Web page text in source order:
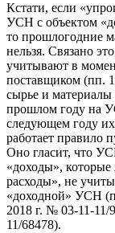
Кстати, если
УСН с объектом
то прошлогодние
нельзя. Связано
учитывают в
поставщиком (пп.
сырье и
прошлом году на
следующем году их
работает правило
Оно гласит, что
«доходы»,
расходы», не
«доходной» УСН
2018 г. № 03-11-11/
11/68478).